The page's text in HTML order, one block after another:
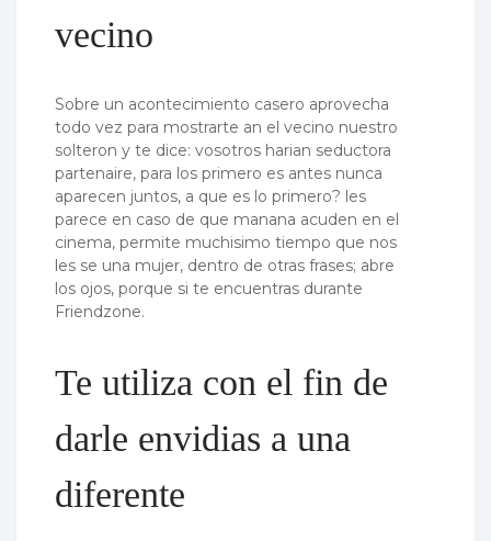
vecino
Sobre un acontecimiento casero aprovecha
todo vez para mostrarte an el vecino nuestro
solteron y te dice: vosotros harian seductora
partenaire, para los primero es antes nunca
aparecen juntos, a que es lo primero? les
parece en caso de que manana acuden en el
cinema, permite muchisimo tiempo que nos
les se una mujer, dentro de otras frases; abre
los ojos, porque si te encuentras durante
Friendzone.
Te utiliza con el fin de
darle envidias a una
diferente